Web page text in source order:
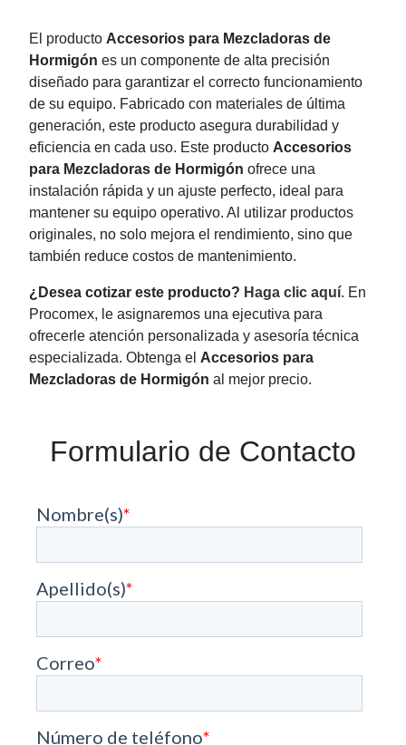
El producto Accesorios para Mezcladoras de
Hormigón es un componente de alta precisión
diseñado para garantizar el correcto funcionamiento
de su equipo. Fabricado con materiales de última
generación, este producto asegura durabilidad y
eficiencia en cada uso. Este producto Accesorios
para Mezcladoras de Hormigón ofrece una
instalación rápida y un ajuste perfecto, ideal para
mantener su equipo operativo. Al utilizar productos
originales, no solo mejora el rendimiento, sino que
también reduce costos de mantenimiento.
¿Desea cotizar este producto? Haga clic aquí. En
Procomex, le asignaremos una ejecutiva para
ofrecerle atención personalizada y asesoría técnica
especializada. Obtenga el Accesorios para
Mezcladoras de Hormigón al mejor precio.
Formulario de Contacto